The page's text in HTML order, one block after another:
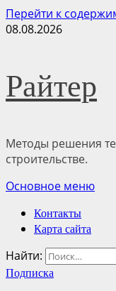
Перейти к
08.08.2026
Райтер
Методы решения
строительстве.
Основное меню
Контакты
Карта сайта
Найти:
Подписка